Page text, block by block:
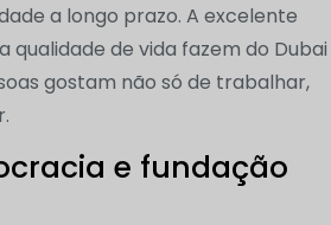
a longo prazo. A excelente
qualidade de vida fazem do Dubai
gostam não só de trabalhar,
e fundação